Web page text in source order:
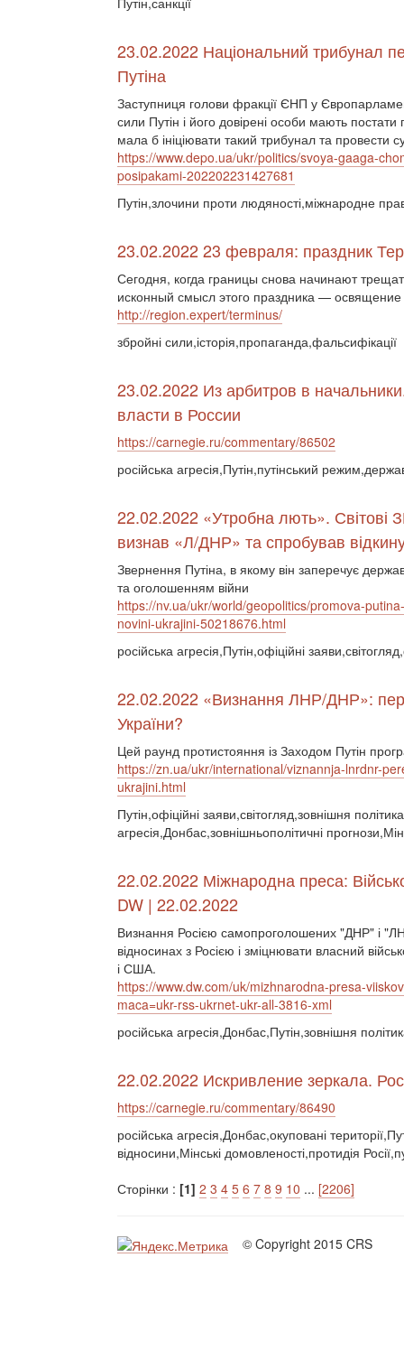
23.02.2022 Національний трибунал
Путіна
Заступниця голови фракції ЄНП у
сили Путін і його довірені особи мають
мала б ініціювати такий трибунал та провести
https://www.depo.ua/ukr/politics/svoya-gaaga-
posipakami-202202231427681
Путін,злочини проти людяності,міжнародне
23.02.2022 23 февраля: праздник
Сегодня, когда границы снова начинают
исконный смысл этого праздника — освящение
http://region.expert/terminus/
збройні сили,історія,пропаганда,фальсифікації
23.02.2022 Из арбитров в
власти в России
https://carnegie.ru/commentary/86502
російська агресія,Путін,путінський
22.02.2022 «Утробна лють». Світові
визнав «Л/ДНР» та спробував
Звернення Путіна, в якому він заперечує
та оголошенням війни
https://nv.ua/ukr/world/geopolitics/promova-
novini-ukrajini-50218676.html
російська агресія,Путін,офіційні
22.02.2022 «Визнання ЛНР/ДНР»:
України?
Цей раунд протистояння із Заходом Путін
https://zn.ua/ukr/international/viznannja-lnrdnr-
ukrajini.html
Путін,офіційні заяви,світогляд,зовнішня
агресія,Донбас,зовнішньополітичні
22.02.2022 Міжнародна преса:
DW | 22.02.2022
Визнання Росією самопроголошених "ДНР" і
відносинах з Росією і зміцнювати власний
і США.
https://www.dw.com/uk/mizhnarodna-presa-
maca=ukr-rss-ukrnet-ukr-all-3816-xml
російська агресія,Донбас,Путін,зовнішня
22.02.2022 Искривление зеркала.
https://carnegie.ru/commentary/86490
російська агресія,Донбас,окуповані
відносини,Мінські домовленості,протидія
Сторінки : [1] 2 3 4 5 6 7 8 9 10 ... [2206]
© Copyright 2015 CRS